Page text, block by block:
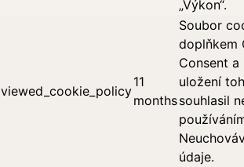
„Výkon“.
viewed_cookie_policy
11
months
Soubor
doplňkem
Consent
uložení
souhlasil
údaje.